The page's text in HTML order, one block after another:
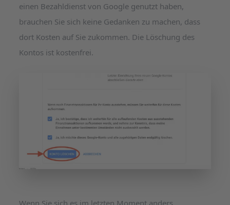
einen Bezahldienst von Google genutzt haben,
brauchen Sie sich keine Gedanken zu machen, dass
dort Kosten auf Sie zukommen. Die Löschung des
Kontos ist kostenfrei.
Wenn Sie sich es im letzten Moment anders